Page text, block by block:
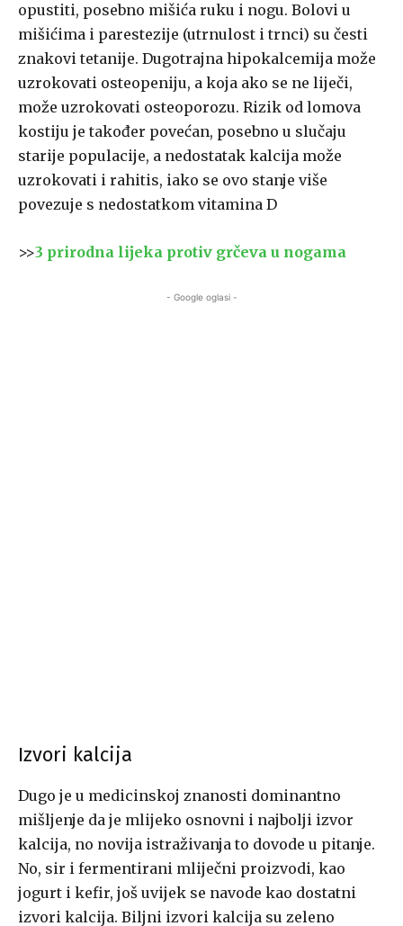
opustiti, posebno mišića ruku i nogu. Bolovi u
mišićima i parestezije (utrnulost i trnci) su česti
znakovi tetanije. Dugotrajna hipokalcemija može
uzrokovati osteopeniju, a koja ako se ne liječi,
može uzrokovati osteoporozu. Rizik od lomova
kostiju je također povećan, posebno u slučaju
starije populacije, a nedostatak kalcija može
uzrokovati i rahitis, iako se ovo stanje više
povezuje s nedostatkom vitamina D
>>3 prirodna lijeka protiv grčeva u nogama
- Google oglasi -
Izvori kalcija
Dugo je u medicinskoj znanosti dominantno
mišljenje da je mlijeko osnovni i najbolji izvor
kalcija, no novija istraživanja to dovode u pitanje.
No, sir i fermentirani mliječni proizvodi, kao
jogurt i kefir, još uvijek se navode kao dostatni
izvori kalcija. Biljni izvori kalcija su zeleno